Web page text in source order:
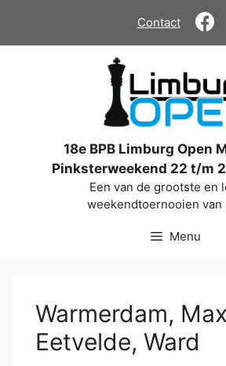
de
Contact
18e BPB Limburg Open
Pinksterweekend 22 t/m
Een van de grootste en
weekendtoernooien van
Menu
Warmerdam,
Eetvelde, Ward